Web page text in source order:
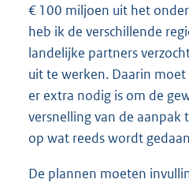
€ 100 miljoen uit het
heb ik de verschillende
landelijke partners
uit te werken. Daarin
er extra nodig is om de
versnelling van de aanpak
op wat reeds wordt
De plannen moeten